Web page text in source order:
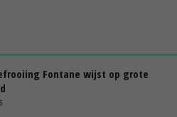
Fontane wijst op grote